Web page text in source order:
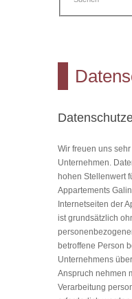
Wir freuen uns
Unternehmen.
hohen Stellenwert
Appartements
Internetseiten der
ist grundsätzlich
betroffene Person
Unternehmens
Anspruch nehmen
Verarbeitung